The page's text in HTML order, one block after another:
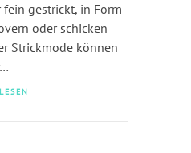
gestrickt, in Form
oder schicken
Strickmode können